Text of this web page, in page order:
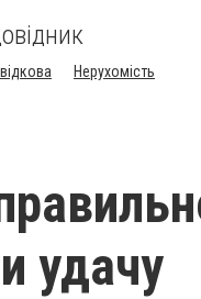
Нерухомість
удачу